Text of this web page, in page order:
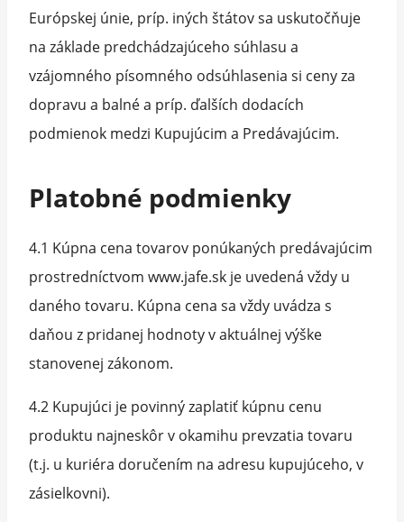
Európskej únie, príp. iných štátov sa uskutočňuje
na základe predchádzajúceho súhlasu a
vzájomného písomného odsúhlasenia si ceny za
dopravu a balné a príp. ďalších dodacích
podmienok medzi Kupujúcim a Predávajúcim.
Platobné podmienky
4.1 Kúpna cena tovarov ponúkaných predávajúcim
prostredníctvom www.jafe.sk je uvedená vždy u
daného tovaru. Kúpna cena sa vždy uvádza s
daňou z pridanej hodnoty v aktuálnej výške
stanovenej zákonom.
4.2 Kupujúci je povinný zaplatiť kúpnu cenu
produktu najneskôr v okamihu prevzatia tovaru
(t.j. u kuriéra doručením na adresu kupujúceho, v
zásielkovni).